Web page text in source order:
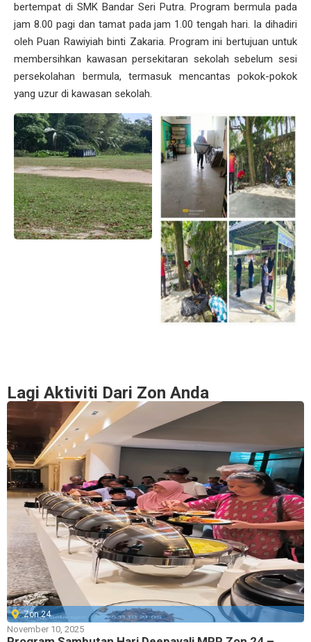
bertempat di SMK Bandar Seri Putra. Program bermula pada
jam 8.00 pagi dan tamat pada jam 1.00 tengah hari. Ia dihadiri
oleh Puan Rawiyiah binti Zakaria. Program ini bertujuan untuk
membersihkan kawasan persekitaran sekolah sebelum sesi
persekolahan bermula, termasuk mencantas pokok-pokok
yang uzur di kawasan sekolah.
Lagi Aktiviti Dari Zon Anda
Zon 24
November 10, 2025